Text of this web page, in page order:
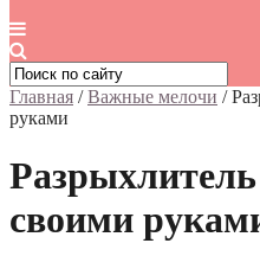
Главная /Важные мелочи /
руками
Разрыхлитель
своими